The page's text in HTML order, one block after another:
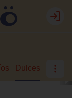
Login
Dulces